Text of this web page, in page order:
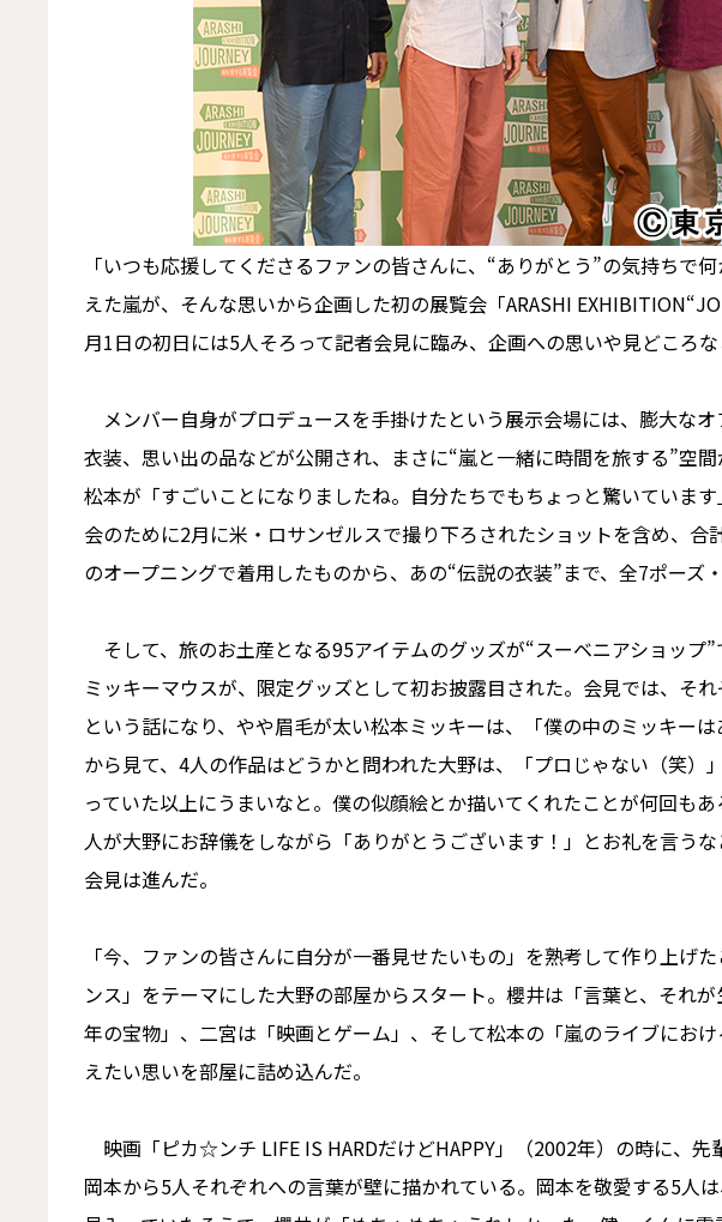
「いつも応援してくださるファンの皆さんに、“ありがとう”の気持ちで
えた嵐が、そんな思いから企画した初の展覧会「ARASHI
月1日の初日には5人そろって記者会見に臨み、企画への思いや見どころな
メンバー自身がプロデュースを手掛けたという展示会場には、膨大なオ
衣装、思い出の品などが公開され、まさに“嵐と一緒に時間を旅する”空
松本が「すごいことになりましたね。自分たちでもちょっと驚いていま
会のために2月に米・ロサンゼルスで撮り下ろされたショットを含め、合
のオープニングで着用したものから、あの“伝説の衣装”まで、全7ポーズ
そして、旅のお土産となる95アイテムのグッズが“スーベニアショップ
ミッキーマウスが、限定グッズとして初お披露目された。会見では、そ
という話になり、やや眉毛が太い松本ミッキーは、「僕の中のミッキー
から見て、4人の作品はどうかと問われた大野は、「プロじゃない（笑）
っていた以上にうまいなと。僕の似顔絵とか描いてくれたことが何回も
人が大野にお辞儀をしながら「ありがとうございます！」とお礼を言う
会見は進んだ。
「今、ファンの皆さんに自分が一番見せたいもの」を熟考して作り上げ
ンス」をテーマにした大野の部屋からスタート。櫻井は「言葉と、それ
年の宝物」、二宮は「映画とゲーム」、そして松本の「嵐のライブにお
えたい思いを部屋に詰め込んだ。
映画「ピカ☆ンチ LIFE IS HARDだけどHAPPY」（2002年）の時に、先
岡本から5人それぞれへの言葉が壁に描かれている。岡本を敬愛する5人